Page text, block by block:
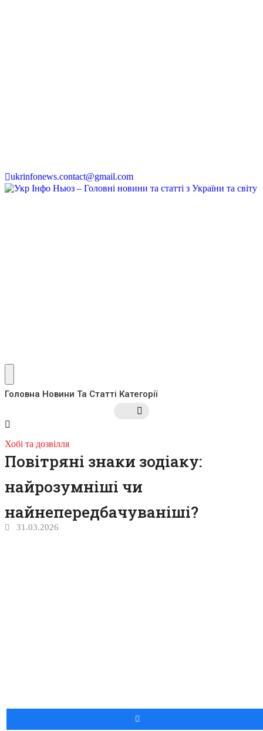
ukrinfonews.contact@gmail.com
Головна Новини Та Статті Категорії
Хобі та дозвілля
Повітряні знаки зодіаку:
найрозумніші чи
найнепередбачуваніші?
31.03.2026